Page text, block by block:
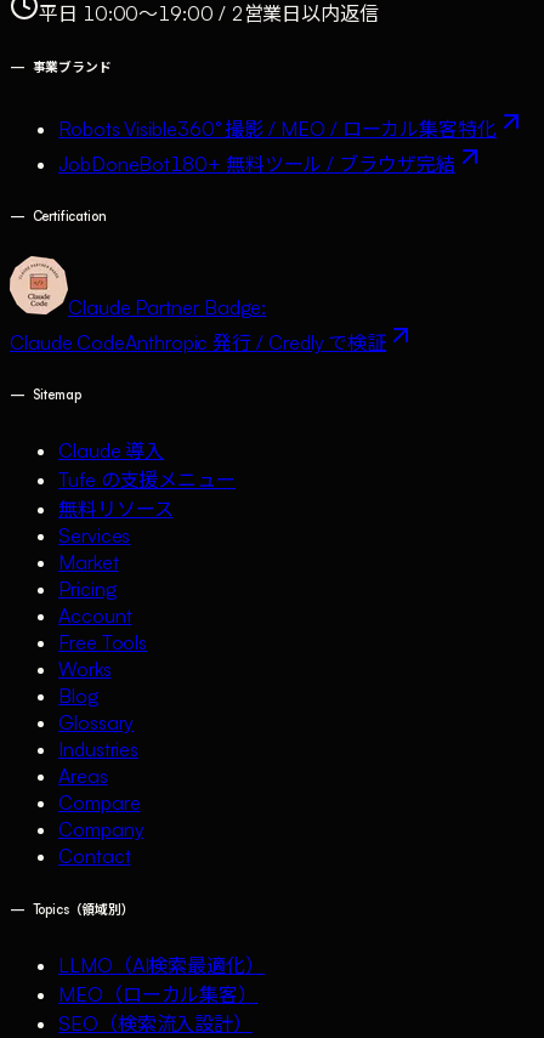
平日 10:00〜19:00 / 2営業日以内返信
— 事業ブランド
Robots Visible360° 撮影 / MEO / ローカル集客特化
JobDoneBot180+ 無料ツール / ブラウザ完結
— Certification
Claude Partner Badge:
Claude CodeAnthropic 発行 / Credly で検証
— Sitemap
Claude 導入
Tufe の支援メニュー
無料リソース
Services
Market
Pricing
Account
Free Tools
Works
Blog
Glossary
Industries
Areas
Compare
Company
Contact
— Topics（領域別）
LLMO（AI検索最適化）
MEO（ローカル集客）
SEO（検索流入設計）